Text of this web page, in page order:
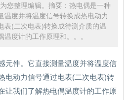
您整理编辑。摘要：热电偶是一种
温度并将温度信号转换成热电动力
表(二次电表)转换成待测介质的温
度计的工作原理和。。。
元件。它直接测量温度并将温度信
电动力信号通过电表(二次电表)转
让我们了解热电偶温度计的工作原